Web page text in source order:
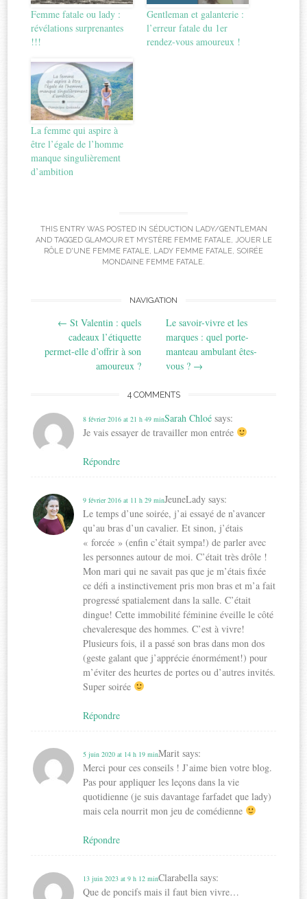
Femme fatale ou lady :
révélations surprenantes
!!!
Gentleman et galanterie :
l’erreur fatale du 1er
rendez-vous amoureux !
La femme qui aspire à
être l’égale de l’homme
manque singulièrement
d’ambition
THIS ENTRY WAS POSTED IN SÉDUCTION LADY/GENTLEMAN
AND TAGGED GLAMOUR ET MYSTÈRE FEMME FATALE, JOUER LE
RÔLE D'UNE FEMME FATALE, LADY FEMME FATALE, SOIRÉE
MONDAINE FEMME FATALE.
navigation
NAVIGATION
← St Valentin : quels
cadeaux l’étiquette
permet-elle d’offrir à son
amoureux ?
Le savoir-vivre et les
marques : quel porte-
manteau ambulant êtes-
vous ? →
4 COMMENTS
Sarah Chloé says:
8 février 2016 at 21 h 49 min
Je vais essayer de travailler mon entrée
Répondre
JeuneLady says:
9 février 2016 at 11 h 29 min
Le temps d’une soirée, j’ai essayé de n’avancer
qu’au bras d’un cavalier. Et sinon, j’étais
« forcée » (enfin c’était sympa!) de parler avec
les personnes autour de moi. C’était très drôle !
Mon mari qui ne savait pas que je m’étais fixée
ce défi a instinctivement pris mon bras et m’a fait
progressé spatialement dans la salle. C’était
dingue! Cette immobilité féminine éveille le côté
chevaleresque des hommes. C’est à vivre!
Plusieurs fois, il a passé son bras dans mon dos
(geste galant que j’apprécie énormément!) pour
m’éviter des heurtes de portes ou d’autres invités.
Super soirée
Répondre
Marit says:
5 juin 2020 at 14 h 19 min
Merci pour ces conseils ! J’aime bien votre blog.
Pas pour appliquer les leçons dans la vie
quotidienne (je suis davantage farfadet que lady)
mais cela nourrit mon jeu de comédienne
Répondre
Clarabella says:
13 juin 2023 at 9 h 12 min
Que de poncifs mais il faut bien vivre…